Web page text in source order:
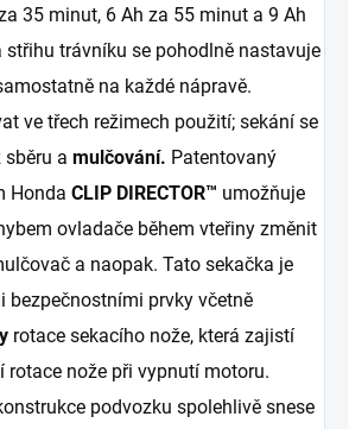
35 minut, 6 Ah za 55 minut a 9 Ah
střihu trávníku se pohodlně nastavuje
na každé nápravě.
ve třech režimech použití; sekání se
sběru a mulčování. Patentovaný
Honda CLIP DIRECTOR™ umožňuje
ovladače během vteřiny změnit
a naopak. Tato sekačka je
bezpečnostními prvky včetně
rotace sekacího nože, která zajistí
rotace nože při vypnutí motoru.
podvozku spolehlivě snese